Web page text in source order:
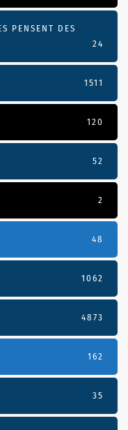
PENSENT DES
24
1511
120
52
2
48
1062
4873
162
35